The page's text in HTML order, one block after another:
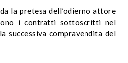
la pretesa dell’odierno attore
i contratti sottoscritti nel
successiva compravendita del